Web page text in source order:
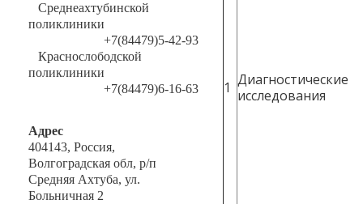
Среднеахтубинской
поликлиники
+7(84479)5-42-93
Краснослободской
поликлиники
+7(84479)6-16-63
Адрес
404143, Россия,
Волгоградская обл, р/п
Средняя Ахтуба, ул.
Больничная 2
1 Диагностические
исследования